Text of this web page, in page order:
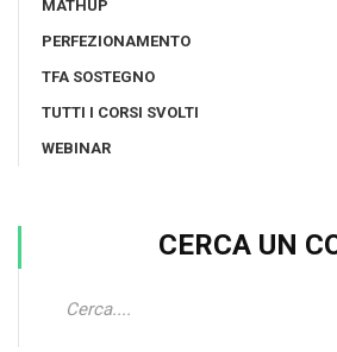
MATHUP
PERFEZIONAMENTO
TFA SOSTEGNO
TUTTI I CORSI SVOLTI
WEBINAR
CERCA UN